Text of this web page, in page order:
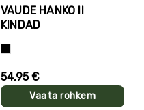
VAUDE HANKO II
KINDAD
54,95 €
Vaata rohkem